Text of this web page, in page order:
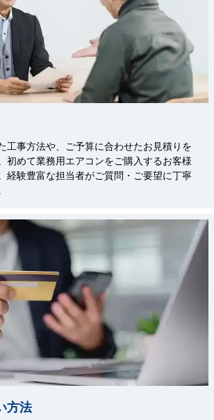
工事方法や、ご予算に合わせたお見積りを
初めて業務用エアコンをご購入するお客様
経験豊富な担当者がご質問・ご要望に丁寧
方法